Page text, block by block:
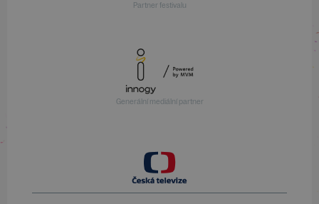
Partner festivalu
Generální mediální partner